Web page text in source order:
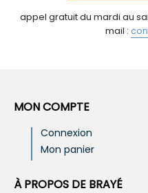
appel gratuit du mardi au
mail :
MON COMPTE
Connexion
Mon panier
À PROPOS DE BRAYÉ